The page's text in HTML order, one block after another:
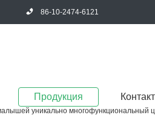
86-10-2474-6121
Продукция
уникально многофункциональный